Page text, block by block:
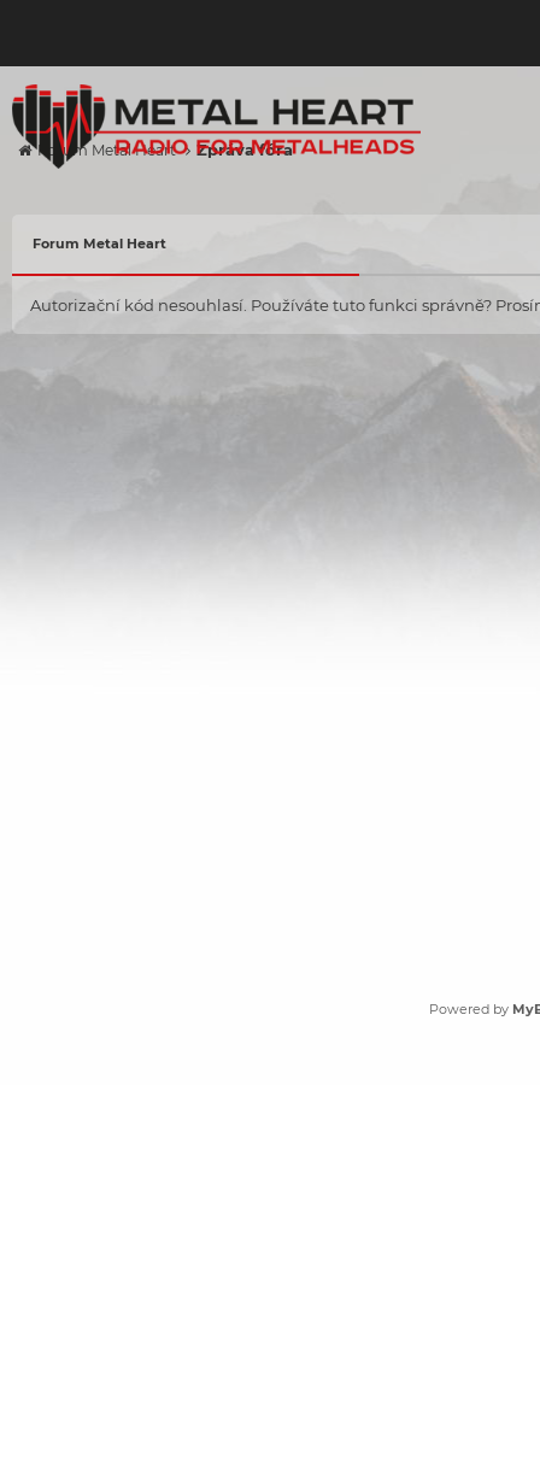
Forum Metal Heart Zpráva fóra
Forum Metal Heart
Autorizační kód nesouhlasí. Používáte tuto funkci správně?
Powered by